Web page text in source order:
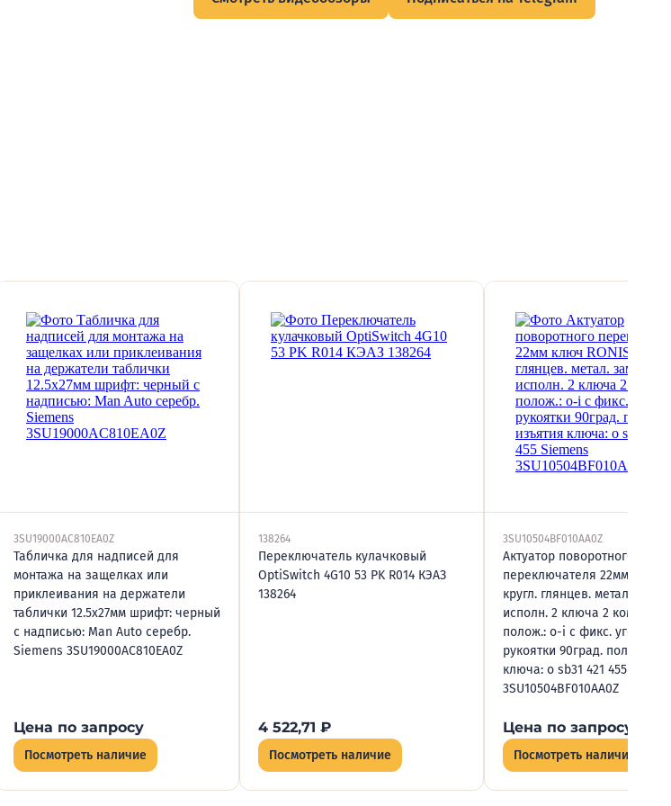
3SU19000AC810EA0Z
Табличка для надписей для
монтажа на защелках или
приклеивания на держатели
таблички 12.5х27мм шрифт: черный
с надписью: Man Auto серебр.
Siemens 3SU19000AC810EA0Z
Цена по запросу
Посмотреть наличие
138264
Переключатель кулачковый
OptiSwitch 4G10 53 PK R014 КЭАЗ
138264
4 522,71 ₽
Посмотреть наличие
3SU10504BF010AA0Z
Актуатор поворотного
переключателя 22мм ключ
кругл. глянцев. метал.
исполн. 2 ключа 2 коммутац.
полож.: o-i с фикс. угол пов.
рукоятки 90град. полож.
ключа: o sb31 421 455
3SU10504BF010AA0Z
Цена по запросу
Посмотреть наличие